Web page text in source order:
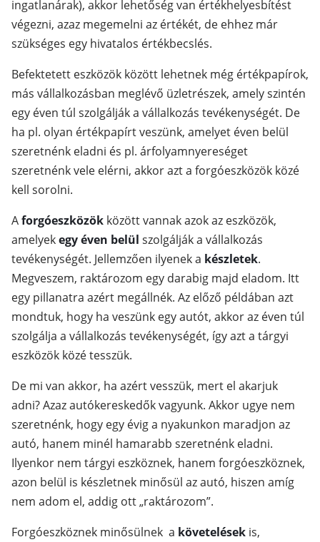
ingatlanárak), akkor lehetőség van értékhelyesbítést
végezni, azaz megemelni az értékét, de ehhez már
szükséges egy hivatalos értékbecslés.
Befektetett eszközök között lehetnek még értékpapírok,
más vállalkozásban meglévő üzletrészek, amely szintén
egy éven túl szolgálják a vállalkozás tevékenységét. De
ha pl. olyan értékpapírt veszünk, amelyet éven belül
szeretnénk eladni és pl. árfolyamnyereséget
szeretnénk vele elérni, akkor azt a forgóeszközök közé
kell sorolni.
Aforgóeszközök között vannak azok az eszközök,
amelyekegy éven belül szolgálják a vállalkozás
tevékenységét. Jellemzően ilyenek a készletek.
Megveszem, raktározom egy darabig majd eladom. Itt
egy pillanatra azért megállnék. Az előző példában azt
mondtuk, hogy ha veszünk egy autót, akkor az éven túl
szolgálja a vállalkozás tevékenységét, így azt a tárgyi
eszközök közé tesszük.
De mi van akkor, ha azért vesszük, mert el akarjuk
adni? Azaz autókereskedők vagyunk. Akkor ugye nem
szeretnénk, hogy egy évig a nyakunkon maradjon az
autó, hanem minél hamarabb szeretnénk eladni.
Ilyenkor nem tárgyi eszköznek, hanem forgóeszköznek,
azon belül is készletnek minősül az autó, hiszen amíg
nem adom el, addig ott „raktározom”.
Forgóeszköznek minősülnek a követelések is,